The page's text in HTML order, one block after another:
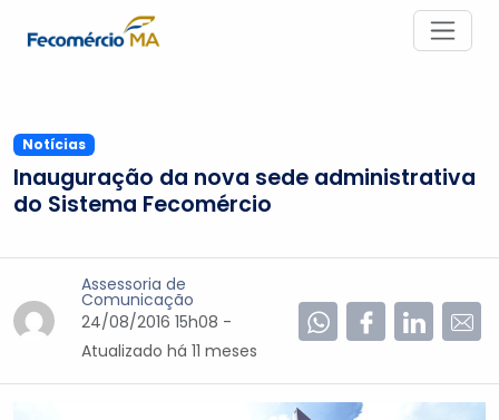
Notícias
Inauguração da nova sede administrativa
do Sistema Fecomércio
Assessoria de
Comunicação
24/08/2016 15h08 -
Atualizado há 11 meses